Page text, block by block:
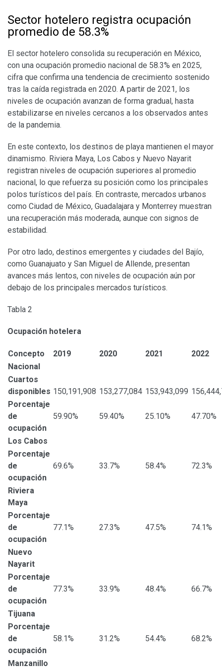
Sector hotelero registra ocupación
promedio de 58.3%
El sector hotelero consolida su recuperación en México,
con una ocupación promedio nacional de 58.3% en 2025,
cifra que confirma una tendencia de crecimiento sostenido
tras la caída registrada en 2020. A partir de 2021, los
niveles de ocupación avanzan de forma gradual, hasta
estabilizarse en niveles cercanos a los observados antes
de la pandemia.
En este contexto, los destinos de playa mantienen el mayor
dinamismo. Riviera Maya, Los Cabos y Nuevo Nayarit
registran niveles de ocupación superiores al promedio
nacional, lo que refuerza su posición como los principales
polos turísticos del país. En contraste, mercados urbanos
como Ciudad de México, Guadalajara y Monterrey muestran
una recuperación más moderada, aunque con signos de
estabilidad.
Por otro lado, destinos emergentes y ciudades del Bajío,
como Guanajuato y San Miguel de Allende, presentan
avances más lentos, con niveles de ocupación aún por
debajo de los principales mercados turísticos.
Tabla 2
Ocupación hotelera
Concepto 2019 2020 2021
2022
Nacional
Cuartos
disponibles 150,191,908 153,277,084 153,943,099
Porcentaje
de
ocupación
59.90% 59.40% 25.10% 47.70%
Los Cabos
Porcentaje
de
ocupación
69.6% 33.7% 58.4% 72.3%
Riviera
Maya
Porcentaje
de
ocupación
77.1% 27.3% 47.5% 74.1%
Nuevo
Nayarit
Porcentaje
de
ocupación
77.3% 33.9% 48.4% 66.7%
Tijuana
Porcentaje
de
ocupación
58.1% 31.2% 54.4% 68.2%
Manzanillo